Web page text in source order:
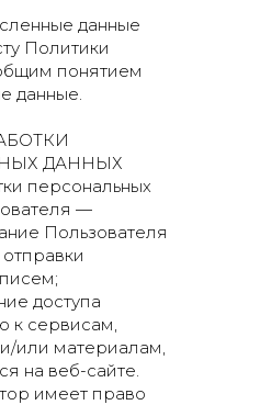
данные
Политики
понятием
данные.
ДАННЫХ
персональных
—
Пользователя
доступа
к сервисам,
или материалам,
на веб-сайте.
имеет право